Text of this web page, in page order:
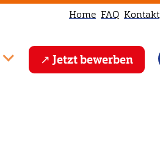
Home FAQ Kontakt
Jetzt bewerben